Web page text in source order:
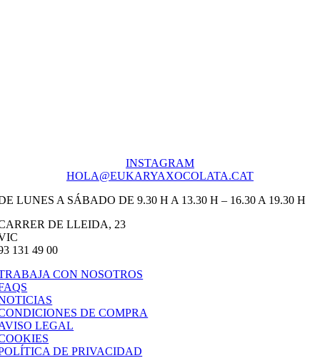
INSTAGRAM
HOLA@EUKARYAXOCOLATA.CAT
LUNES A SÁBADO DE 9.30 H A 13.30 H – 16.30 A 19.30 H
DE LLEIDA, 23
131 49 00
CON NOSOTROS
DE COMPRA
LEGAL
DE PRIVACIDAD